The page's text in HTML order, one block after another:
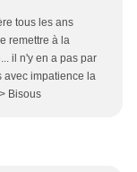
tous les ans
remettre à la
il n'y en a pas par
avec impatience la
Bisous